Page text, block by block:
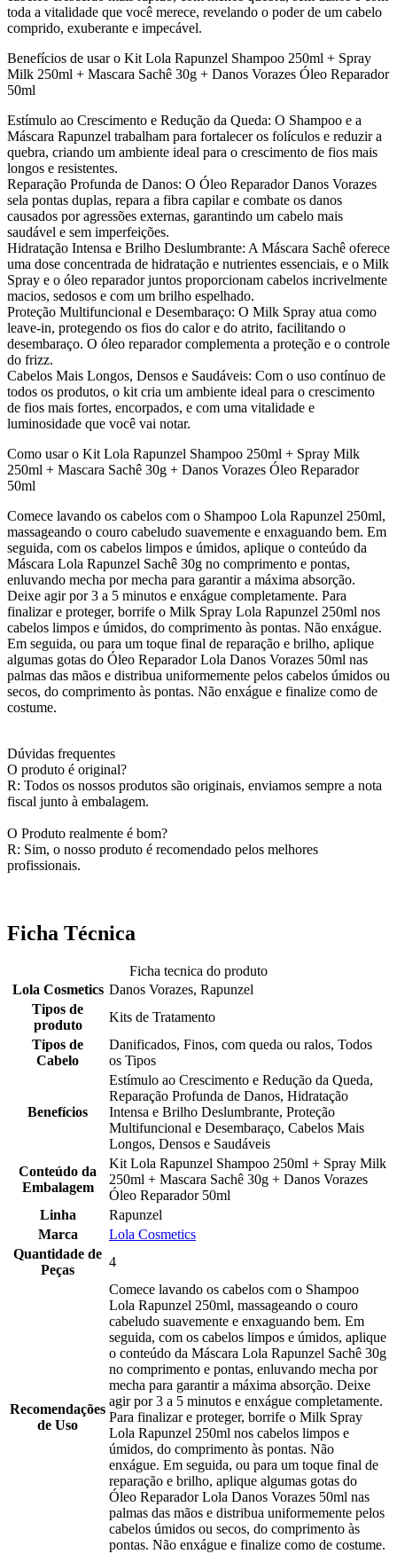
toda a vitalidade que você merece, revelando o poder de um cabelo
comprido, exuberante e impecável.
Benefícios de usar o Kit Lola Rapunzel Shampoo 250ml + Spray
Milk 250ml + Mascara Sachê 30g + Danos Vorazes Óleo Reparador
50ml
Estímulo ao Crescimento e Redução da Queda: O Shampoo e a
Máscara Rapunzel trabalham para fortalecer os folículos e reduzir a
quebra, criando um ambiente ideal para o crescimento de fios mais
longos e resistentes.
Reparação Profunda de Danos: O Óleo Reparador Danos Vorazes
sela pontas duplas, repara a fibra capilar e combate os danos
causados por agressões externas, garantindo um cabelo mais
saudável e sem imperfeições.
Hidratação Intensa e Brilho Deslumbrante: A Máscara Sachê oferece
uma dose concentrada de hidratação e nutrientes essenciais, e o Milk
Spray e o óleo reparador juntos proporcionam cabelos incrivelmente
macios, sedosos e com um brilho espelhado.
Proteção Multifuncional e Desembaraço: O Milk Spray atua como
leave-in, protegendo os fios do calor e do atrito, facilitando o
desembaraço. O óleo reparador complementa a proteção e o controle
do frizz.
Cabelos Mais Longos, Densos e Saudáveis: Com o uso contínuo de
todos os produtos, o kit cria um ambiente ideal para o crescimento
de fios mais fortes, encorpados, e com uma vitalidade e
luminosidade que você vai notar.
Como usar o Kit Lola Rapunzel Shampoo 250ml + Spray Milk
250ml + Mascara Sachê 30g + Danos Vorazes Óleo Reparador
50ml
Comece lavando os cabelos com o Shampoo Lola Rapunzel 250ml,
massageando o couro cabeludo suavemente e enxaguando bem. Em
seguida, com os cabelos limpos e úmidos, aplique o conteúdo da
Máscara Lola Rapunzel Sachê 30g no comprimento e pontas,
enluvando mecha por mecha para garantir a máxima absorção.
Deixe agir por 3 a 5 minutos e enxágue completamente. Para
finalizar e proteger, borrife o Milk Spray Lola Rapunzel 250ml nos
cabelos limpos e úmidos, do comprimento às pontas. Não enxágue.
Em seguida, ou para um toque final de reparação e brilho, aplique
algumas gotas do Óleo Reparador Lola Danos Vorazes 50ml nas
palmas das mãos e distribua uniformemente pelos cabelos úmidos ou
secos, do comprimento às pontas. Não enxágue e finalize como de
costume.
Dúvidas frequentes
O produto é original?
R: Todos os nossos produtos são originais, enviamos sempre a nota
fiscal junto à embalagem.
O Produto realmente é bom?
R: Sim, o nosso produto é recomendado pelos melhores
profissionais.
Ficha Técnica
Ficha tecnica do produto
Lola Cosmetics Danos Vorazes, Rapunzel
Tipos de
produto
Kits de Tratamento
Tipos de
Cabelo
Danificados, Finos, com queda ou ralos, Todos
os Tipos
Benefícios
Estímulo ao Crescimento e Redução da Queda,
Reparação Profunda de Danos, Hidratação
Intensa e Brilho Deslumbrante, Proteção
Multifuncional e Desembaraço, Cabelos Mais
Longos, Densos e Saudáveis
Conteúdo da
Embalagem
Kit Lola Rapunzel Shampoo 250ml + Spray Milk
250ml + Mascara Sachê 30g + Danos Vorazes
Óleo Reparador 50ml
Linha
Rapunzel
Marca
Lola Cosmetics
Quantidade de
Peças
4
Recomendações
de Uso
Comece lavando os cabelos com o Shampoo
Lola Rapunzel 250ml, massageando o couro
cabeludo suavemente e enxaguando bem. Em
seguida, com os cabelos limpos e úmidos, aplique
o conteúdo da Máscara Lola Rapunzel Sachê 30g
no comprimento e pontas, enluvando mecha por
mecha para garantir a máxima absorção. Deixe
agir por 3 a 5 minutos e enxágue completamente.
Para finalizar e proteger, borrife o Milk Spray
Lola Rapunzel 250ml nos cabelos limpos e
úmidos, do comprimento às pontas. Não
enxágue. Em seguida, ou para um toque final de
reparação e brilho, aplique algumas gotas do
Óleo Reparador Lola Danos Vorazes 50ml nas
palmas das mãos e distribua uniformemente pelos
cabelos úmidos ou secos, do comprimento às
pontas. Não enxágue e finalize como de costume.